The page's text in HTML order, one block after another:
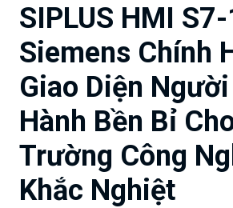
SIPLUS HMI
Siemens Chính
Giao Diện
Hành Bền Bỉ
Trường Công
Khắc Nghiệt